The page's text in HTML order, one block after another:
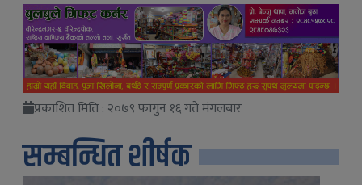
प्रकाशित मिति : २०७९ फागुन १६ गते मंगलबार
सम्बन्धित शीर्षक